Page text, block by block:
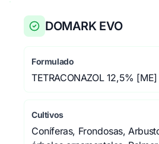
verde, Haba verde, Lúpulo,
Melocotonero, Cerezo,
DOMARK EVO
Formulado
TETRACONAZOL 12,5%
Cultivos
Coníferas, Frondosas,